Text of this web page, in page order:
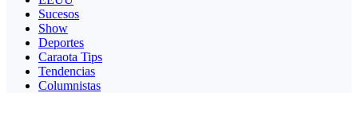
Sucesos
Show
Deportes
Caraota Tips
Tendencias
Columnistas